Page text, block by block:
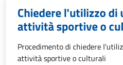
Chiedere l'utilizzo di
attività sportive o
Procedimento di chiedere
attività sportive o culturali